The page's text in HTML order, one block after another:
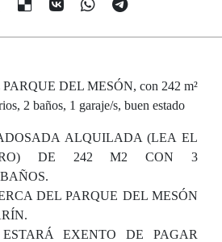
DEL MESÓN, con 242 m²
2 baños, 1 garaje/s, buen estado
ALQUILADA (LEA EL
DE 242 M2 CON 3
DEL PARQUE DEL MESÓN
EXENTO DE PAGAR